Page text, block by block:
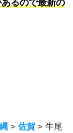
るので最新の
>佐賀 >牛尾